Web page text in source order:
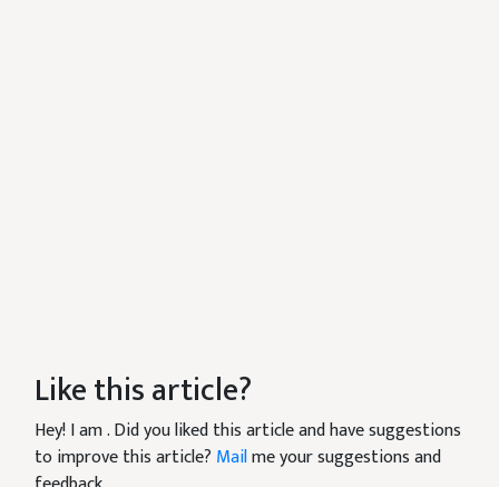
Like this article?
Hey! I am. Did you liked this article and have suggestions
to improve this article? Mailme your suggestions and